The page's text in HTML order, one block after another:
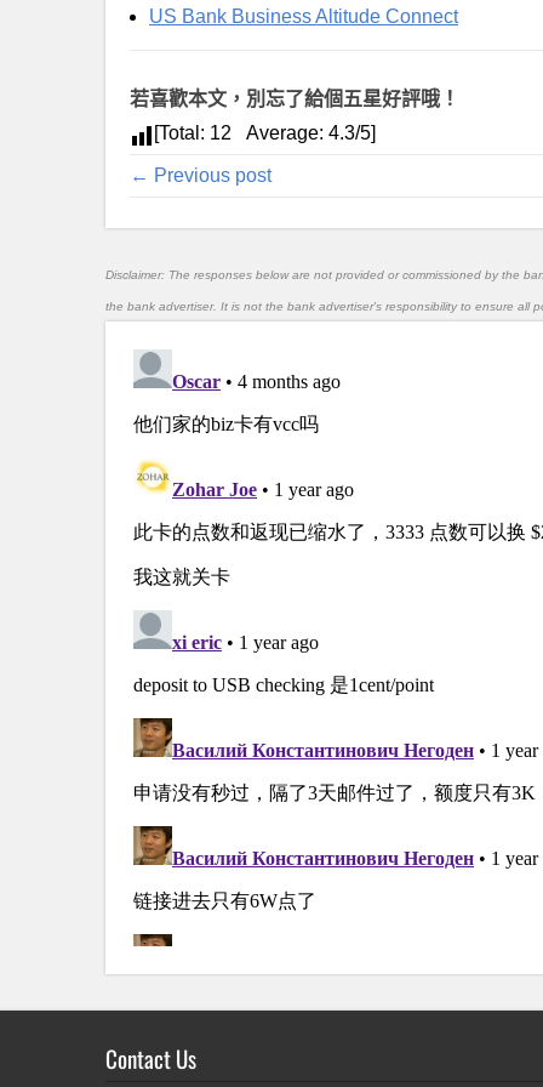
US Bank Business Altitude Connect
若喜歡本文，別忘了給個五星好評哦！
[Total: 12 Average: 4.3/5]
← Previous post
Disclaimer: The responses below are not provided or commissioned by the
the bank advertiser. It is not the bank advertiser's responsibility to ensure all
Contact Us